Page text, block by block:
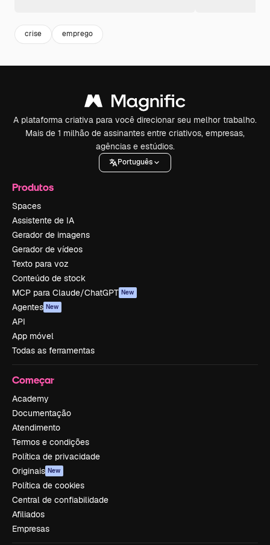
crise emprego
A plataforma criativa para você direcionar seu melhor trabalho.
Mais de 1 milhão de assinantes entre criativos, empresas,
agências e estúdios.
Português
Produtos
Spaces
Assistente de IA
Gerador de imagens
Gerador de vídeos
Texto para voz
Conteúdo de stock
MCP para Claude/ChatGPT New
Agentes New
API
App móvel
Todas as ferramentas
Começar
Academy
Documentação
Atendimento
Termos e condições
Política de privacidade
Originais New
Política de cookies
Central de confiabilidade
Afiliados
Empresas